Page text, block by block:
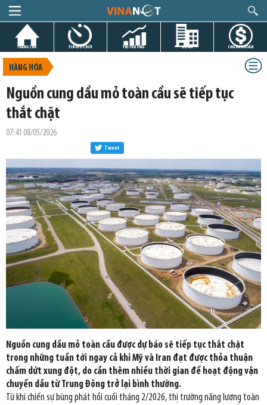
TRANG CHỦ TIN GIỜ CHÓT THỊ TRƯỜNG DỰ ÁN CHỨNG KHOÁN
HÀNG HÓA
Nguồn cung dầu mỏ toàn cầu sẽ tiếp tục
thắt chặt
07:41 08/05/2026
Tweet
Nguồn cung dầu mỏ toàn cầu được dự báo sẽ tiếp tục thắt chặt
trong những tuần tới ngay cả khi Mỹ và Iran đạt được thỏa thuận
chấm dứt xung đột, do cần thêm nhiều thời gian để hoạt động vận
chuyển dầu từ Trung Đông trở lại bình thường.
Từ khi chiến sự bùng phát hồi cuối tháng 2/2026, thị trường năng lượng toàn